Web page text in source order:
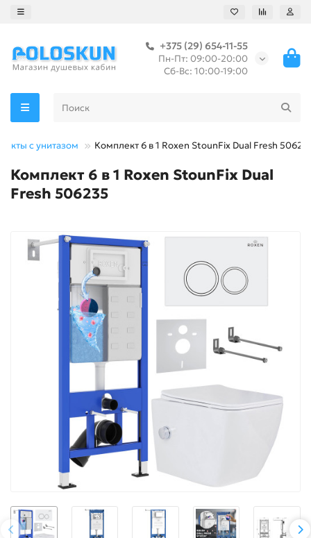
+375 (29) 654-11-55
Пн-Пт: 09:00-20:00
Сб-Вс: 10:00-19:00
с унитазом Комплект 6 в 1 Roxen StounFix Dual Fresh
Комплект 6 в 1 Roxen StounFix Dual
Fresh 506235